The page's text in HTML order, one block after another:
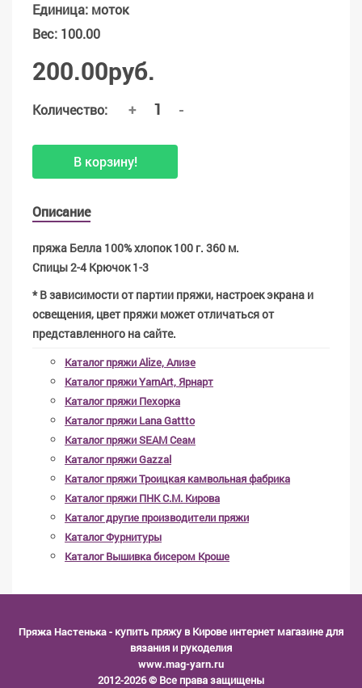
Единица: моток
Вес: 100.00
200.00руб.
Количество: + -
В корзину!
Описание
пряжа Белла 100% хлопок 100 г. 360 м.
Спицы 2-4 Крючок 1-3
* В зависимости от партии пряжи, настроек экрана и
освещения, цвет пряжи может отличаться от
представленного на сайте.
Каталог пряжи Alize, Ализе
Каталог пряжи YarnArt, Ярнарт
Каталог пряжи Пехорка
Каталог пряжи Lana Gattto
Каталог пряжи SEAM Сеам
Каталог пряжи Gazzal
Каталог пряжи Троицкая камвольная фабрика
Каталог пряжи ПНК С.М. Кирова
Каталог другие производители пряжи
Каталог Фурнитуры
Каталог Вышивка бисером Кроше
Пряжа Настенька- купить пряжу в Кирове интернет магазине для
вязания и рукоделия
www.mag-yarn.ru
2012-2026 © Все права защищены